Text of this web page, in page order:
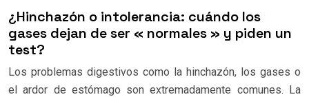
¿Hinchazón o intolerancia: cuándo los
gases dejan de ser « normales » y piden un
test?
Los problemas digestivos como la hinchazón, los gases o
el ardor de estómago son extremadamente comunes. La